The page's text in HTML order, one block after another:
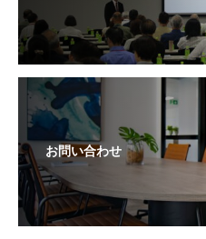
お問い合わせ